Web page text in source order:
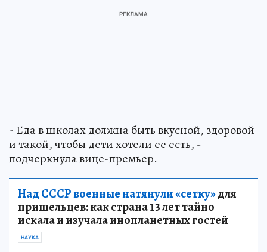
- Еда в школах должна быть вкусной, здоровой
и такой, чтобы дети хотели ее есть, -
подчеркнула вице-премьер.
Над СССР военные натянули «сетку»для
пришельцев: как страна 13 лет тайно
искала и изучала инопланетных гостей
НАУКА